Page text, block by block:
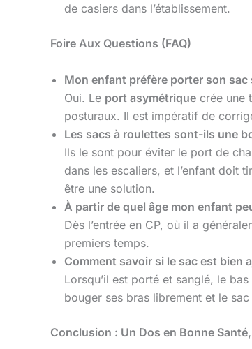
de casiers dans l’établissement.
Foire Aux Questions (FAQ)
Mon enfant préfère porter son
Oui. Le port asymétrique crée une
posturaux. Il est impératif de
Les sacs à roulettes sont-ils une
Ils le sont pour éviter le port de
dans les escaliers, et l’enfant doit
être une solution.
À partir de quel âge mon enfant
Dès l’entrée en CP, où il a
premiers temps.
Comment savoir si le sac est bien
Lorsqu’il est porté et sanglé, le
bouger ses bras librement et le
Conclusion : Un Dos en Bonne